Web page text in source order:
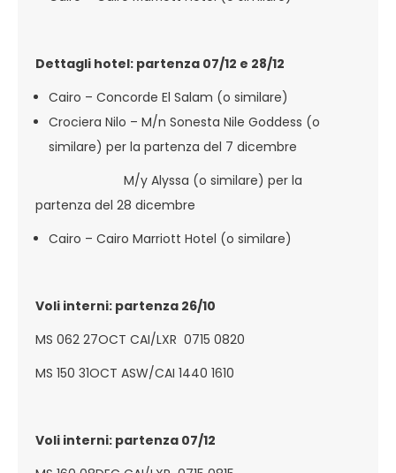
Dettagli hotel: partenza 07/12 e 28/12
Cairo – Concorde El Salam (o similare)
Crociera Nilo – M/n Sonesta Nile Goddess (o
similare) per la partenza del 7 dicembre
M/y Alyssa (o similare) per la
partenza del 28 dicembre
Cairo – Cairo Marriott Hotel (o similare)
Voli interni: partenza 26/10
MS 062 27OCT CAI/LXR 0715 0820
MS 150 31OCT ASW/CAI 1440 1610
Voli interni: partenza 07/12